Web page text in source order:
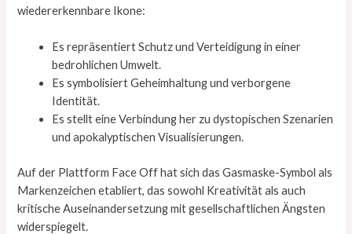
wiedererkennbare Ikone:
Es repräsentiert Schutz und Verteidigung in einer
bedrohlichen Umwelt.
Es symbolisiert Geheimhaltung und verborgene
Identität.
Es stellt eine Verbindung her zu dystopischen Szenarien
und apokalyptischen Visualisierungen.
Auf der Plattform Face Off hat sich das Gasmaske-Symbol als
Markenzeichen etabliert, das sowohl Kreativität als auch
kritische Auseinandersetzung mit gesellschaftlichen Ängsten
widerspiegelt.